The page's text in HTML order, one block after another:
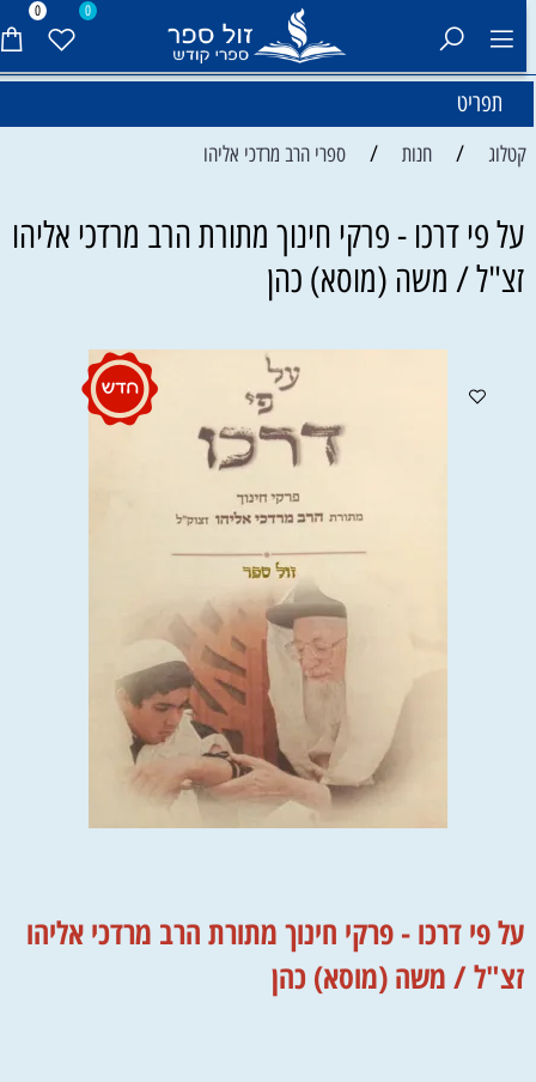
0 0
תפריט
קטלוג / חנות / ספרי הרב מרדכי אליהו
על פי דרכו - פרקי חינוך מתורת הרב מרדכי אליהו
זצ"ל / משה (מוסא) כהן
על פי דרכו - פרקי חינוך מתורת הרב מרדכי אליהו
זצ"ל / משה (מוסא) כהן